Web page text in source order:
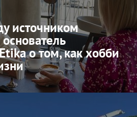
источником
о том, как хобби